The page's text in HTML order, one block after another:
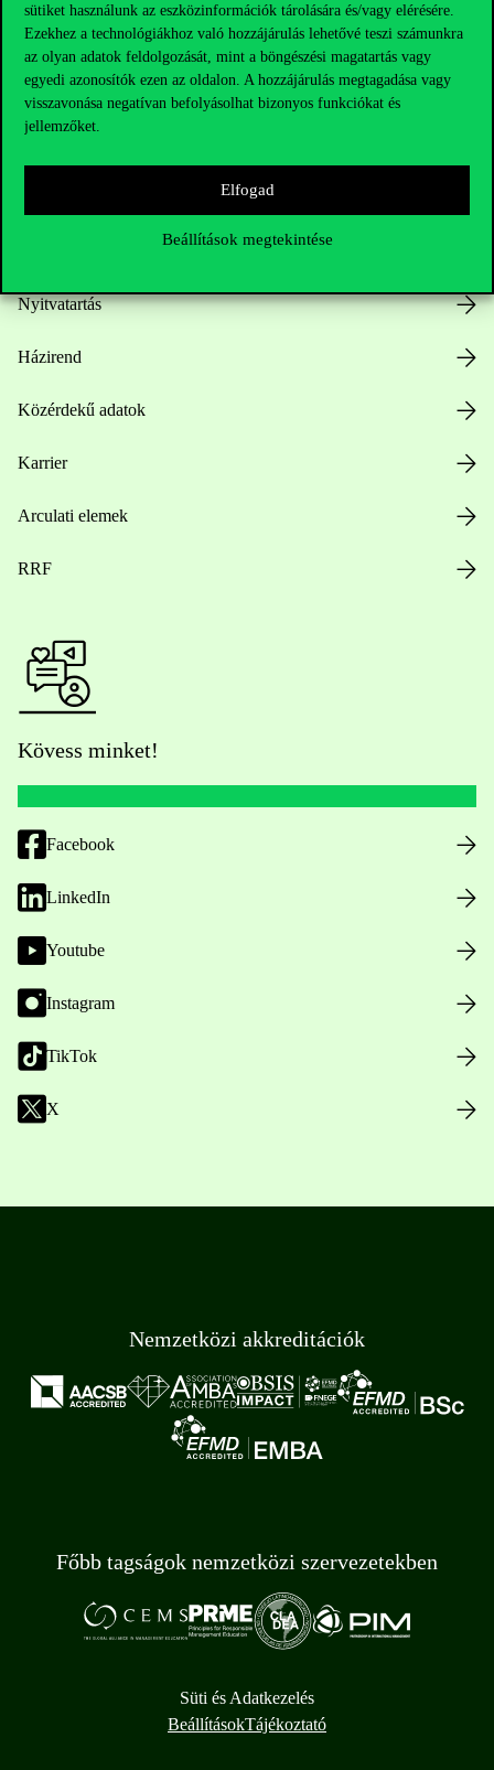
sütiket használunk az eszközinformációk tárolására és/vagy elérésére.
Ezekhez a technológiákhoz való hozzájárulás lehetővé teszi számunkra
az olyan adatok feldolgozását, mint a böngészési magatartás vagy
egyedi azonosítók ezen az oldalon. A hozzájárulás megtagadása vagy
visszavonása negatívan befolyásolhat bizonyos funkciókat és
jellemzőket.
Elfogad
Beállítások megtekintése
Sajtó:press@uni-corvinus.hu
Hasznos linkek
Nyitvatartás
Házirend
Közérdekű adatok
Karrier
Arculati elemek
RRF
Kövess minket!
Facebook
LinkedIn
Youtube
Instagram
TikTok
X
Nemzetközi akkreditációk
Főbb tagságok nemzetközi szervezetekben
Süti és Adatkezelés
BeállításokTájékoztató